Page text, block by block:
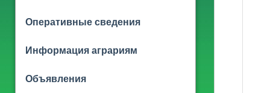
Оперативные сведения
Информация аграриям
Объявления